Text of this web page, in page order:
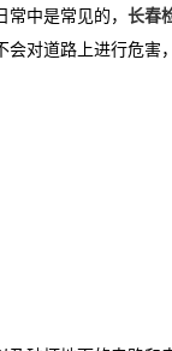
中是常见的， 长春
会对道路上进行危